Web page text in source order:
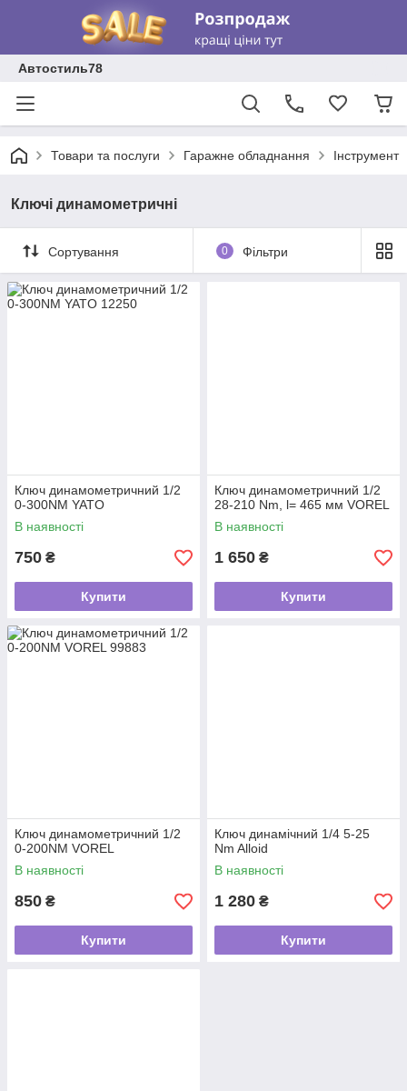
Автостиль78
Товари та послуги Гаражне обладнання Інструмент
Ключі динамометричні
Сортування 0 Фільтри
Ключ динамометричний 1/2
0-300NM YATO
В наявності
750 ₴
Купити
Ключ динамометричний 1/2
28-210 Nm, l= 465 мм VOREL
В наявності
1 650 ₴
Купити
Ключ динамометричний 1/2
0-200NM VOREL
В наявності
850 ₴
Купити
Ключ динамічний 1/4 5-25
Nm Alloid
В наявності
1 280 ₴
Купити